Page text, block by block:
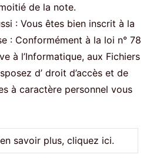
de la note.
Vous êtes bien inscrit à la
: Conformément à la loi n° 78
à l’Informatique, aux Fichiers
d’ droit d’accès et de
à caractère personnel vous
savoir plus, cliquez ici.